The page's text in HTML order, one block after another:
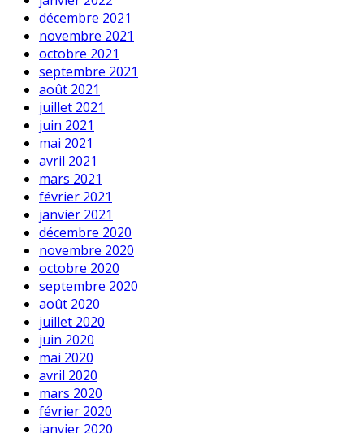
décembre 2021
novembre 2021
octobre 2021
septembre 2021
août 2021
juillet 2021
juin 2021
mai 2021
avril 2021
mars 2021
février 2021
janvier 2021
décembre 2020
novembre 2020
octobre 2020
septembre 2020
août 2020
juillet 2020
juin 2020
mai 2020
avril 2020
mars 2020
février 2020
janvier 2020